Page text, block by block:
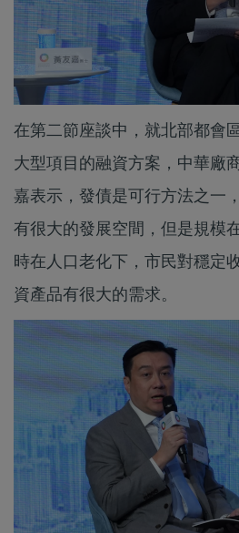
在第二節座談中，就北部都會
大型項目的融資方案，中華廠
嘉表示，發債是可行方法之一
有很大的發展空間，但是規模
時在人口老化下，市民對穩定
資產品有很大的需求。